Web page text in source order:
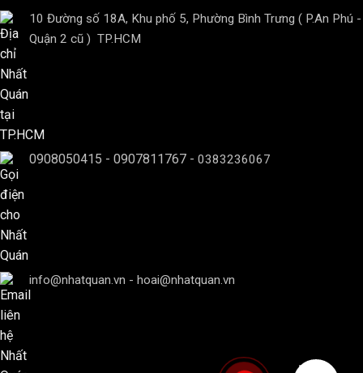
10 Đường số 18A, Khu phố 5, Phường Bình Trưng ( P.An Phú -
Quận 2 cũ ) TP.HCM
0908050415 - 0907811767 - 0383236067
info@nhatquan.vn - hoai@nhatquan.vn